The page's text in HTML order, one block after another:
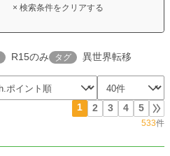
× 検索条件をクリアする
R15のみ タグ 異世界転移
1 2 3 4 5
533件